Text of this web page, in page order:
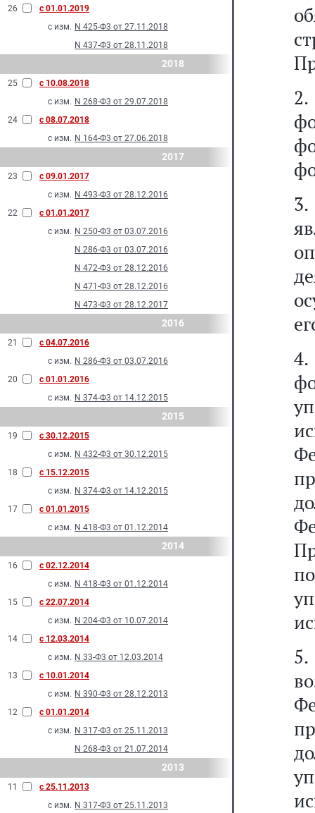
26
с 01.01.2019
с изм. N 425-Ф3 от 27.11.2018
N 437-Ф3 от 28.11.2018
2018
25
с 10.08.2018
с изм. N 268-Ф3 от 29.07.2018
24
с 08.07.2018
с изм. N 164-Ф3 от 27.06.2018
2017
23
с 09.01.2017
с изм. N 493-Ф3 от 28.12.2016
22
с 01.01.2017
с изм. N 250-Ф3 от 03.07.2016
N 286-Ф3 от 03.07.2016
N 472-Ф3 от 28.12.2016
N 471-Ф3 от 28.12.2016
N 473-Ф3 от 28.12.2017
2016
21
с 04.07.2016
с изм. N 286-Ф3 от 03.07.2016
20
с 01.01.2016
с изм. N 374-Ф3 от 14.12.2015
2015
19
с 30.12.2015
с изм. N 432-Ф3 от 30.12.2015
18
с 15.12.2015
с изм. N 374-Ф3 от 14.12.2015
17
с 01.01.2015
с изм. N 418-Ф3 от 01.12.2014
2014
16
с 02.12.2014
с изм. N 418-Ф3 от 01.12.2014
15
с 22.07.2014
с изм. N 204-Ф3 от 10.07.2014
14
с 12.03.2014
с изм. N 33-Ф3 от 12.03.2014
13
с 10.01.2014
с изм. N 390-Ф3 от 28.12.2013
12
с 01.01.2014
с изм. N 317-Ф3 от 25.11.2013
N 268-Ф3 от 21.07.2014
2013
11
с 25.11.2013
с изм. N 317-Ф3 от 25.11.2013